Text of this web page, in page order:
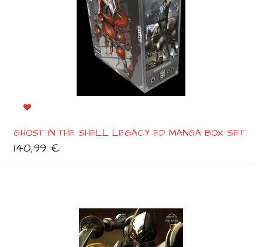
GHOST IN THE SHELL LEGACY ED MANGA BOX SET
140,99 €